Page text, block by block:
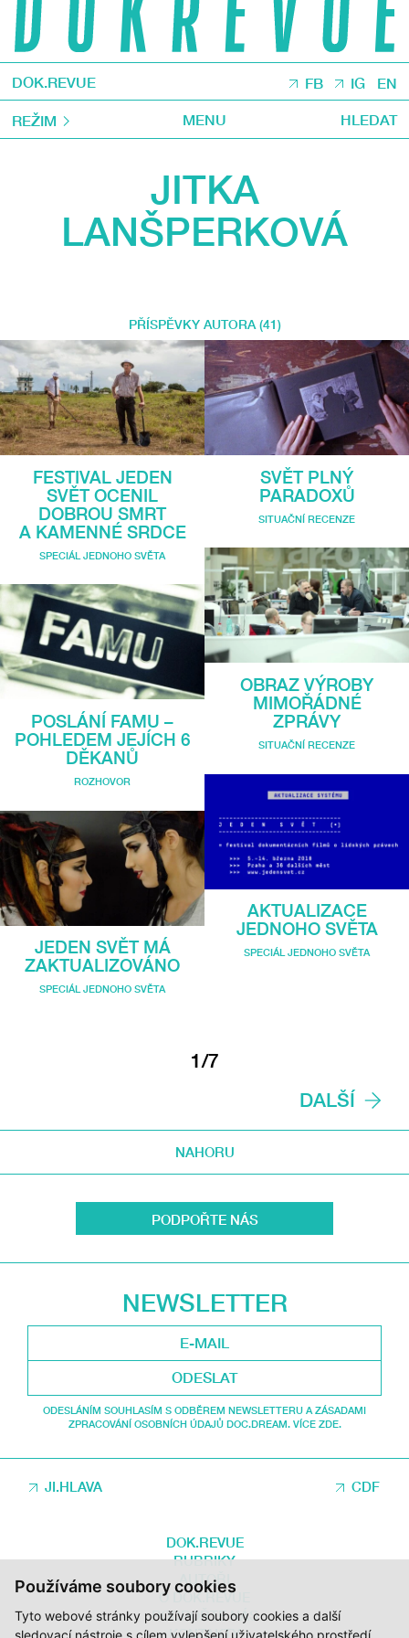
Používáme soubory cookies
Tyto webové stránky používají soubory cookies a další
sledovací nástroje s cílem vylepšení uživatelského prostředí,
DOK.REVUE FB IG EN
REŽIM MENU HLEDAT
JITKA
LANŠPERKOVÁ
PŘÍSPĚVKY AUTORA (41)
FESTIVAL JEDEN
SVĚT OCENIL
DOBROU SMRT
A KAMENNÉ SRDCE
SPECIÁL JEDNOHO SVĚTA
POSLÁNÍ FAMU –
POHLEDEM JEJÍCH 6
DĚKANŮ
ROZHOVOR
JEDEN SVĚT MÁ
ZAKTUALIZOVÁNO
SPECIÁL JEDNOHO SVĚTA
SVĚT PLNÝ
PARADOXŮ
SITUAČNÍ RECENZE
OBRAZ VÝROBY
MIMOŘÁDNÉ
ZPRÁVY
SITUAČNÍ RECENZE
AKTUALIZACE
JEDNOHO SVĚTA
SPECIÁL JEDNOHO SVĚTA
1/7
DALŠÍ
NAHORU
PODPOŘTE NÁS
NEWSLETTER
ODESLAT
ODESLÁNÍM SOUHLASÍM S ODBĚREM NEWSLETTERU A ZÁSADAMI
ZPRACOVÁNÍ OSOBNÍCH ÚDAJŮ DOC.DREAM. VÍCE ZDE.
JI.HLAVA CDF
DOK.REVUE
RUBRIKY
AUTOŘI
O DOK.REVUE
PODPOŘTE NÁS
KONTAKTY